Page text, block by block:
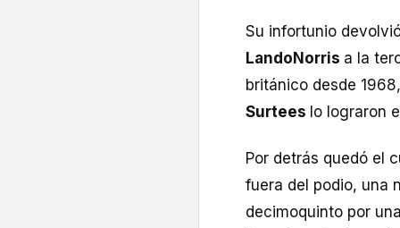
Su infortunio
LandoNorris a la
británico desde
Surtees lo lograron
Por detrás quedó el
fuera del podio, una
decimoquinto por